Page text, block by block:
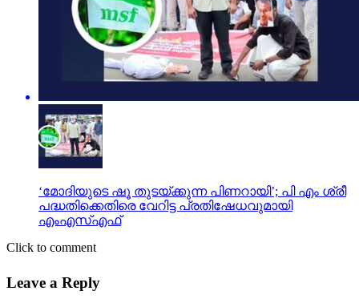
‘മോദിയുടെ ഷൂ തുടയ്ക്കുന്ന പിണറായി’; പി എം ശ്രീ
പദ്ധതിക്കെതിരെ വേറിട്ട പ്രതിഷേധവുമായി
എംഎസ്എഫ്
Click to comment
Leave a Reply